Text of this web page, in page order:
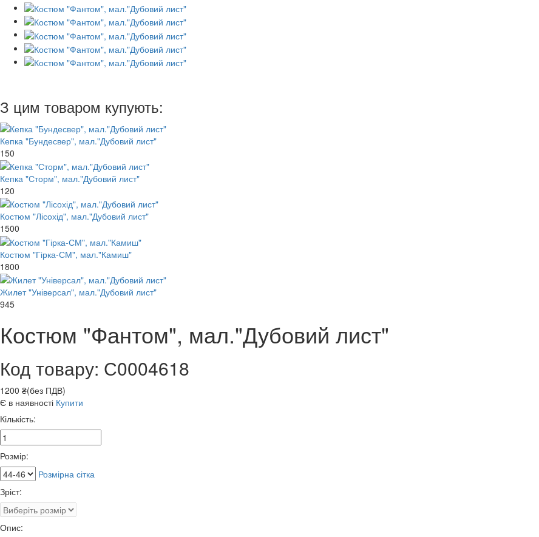
З цим товаром купують:
Кепка "Бундесвер", мал."Дубовий лист"
150
Кепка "Сторм", мал."Дубовий лист"
120
Костюм "Лісохід", мал."Дубовий лист"
1500
Костюм "Гірка-СМ", мал."Камиш"
1800
Жилет "Універсал", мал."Дубовий лист"
945
Костюм "Фантом", мал."Дубовий лист"
Код товару: С0004618
1200 ₴(без ПДВ)
Є в наявності Купити
Кількість:
Розмір:
Розмірна сітка
Зріст:
Опис: